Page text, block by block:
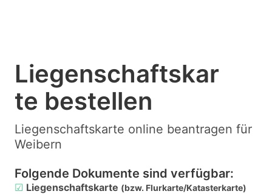
Liegenschaftskar
te bestellen
Liegenschaftskarte online beantragen für
Weibern
Folgende Dokumente sind verfügbar:
☑ Liegenschaftskarte (bzw. Flurkarte/Katasterkarte)